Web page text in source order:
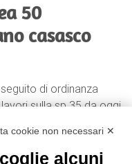
50
casasco
di ordinanza
sulla sp 35 da oggi
deviazione e di
fra Montechiaro
cookie non necessari ✕
alcuni